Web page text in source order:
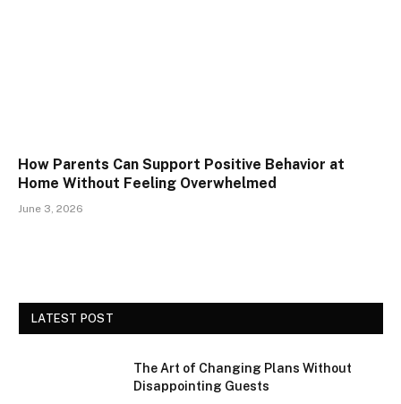
How Parents Can Support Positive Behavior at
Home Without Feeling Overwhelmed
June 3, 2026
LATEST POST
The Art of Changing Plans Without
Disappointing Guests